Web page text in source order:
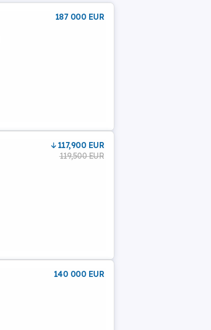
187 000 EUR
117,900 EUR
119,500 EUR
140 000 EUR